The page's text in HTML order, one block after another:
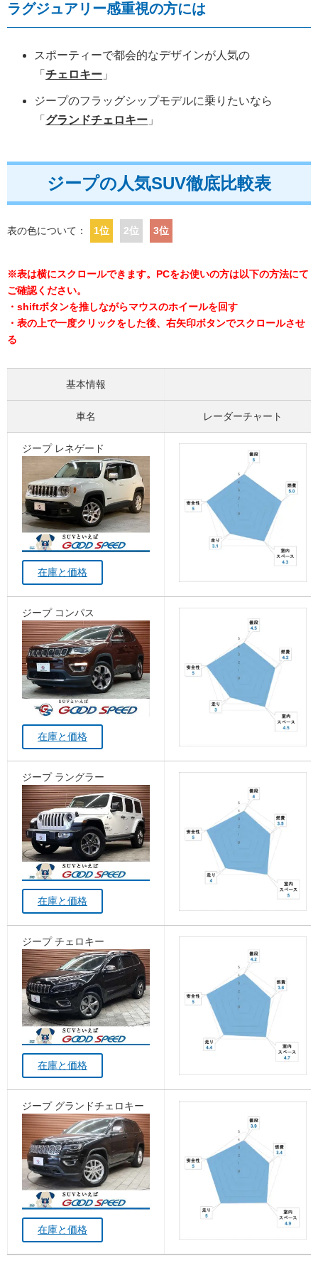
ラグジュアリー感重視の方には
スポーティーで都会的なデザインが人気の
「チェロキー 」
ジープのフラッグシップモデルに乗りたいなら
「 グランドチェロキー 」
ジープの人気SUV徹底比較表
表の色について： 1位 2位 3位
※表は横にスクロールできます。PCをお使いの方は以下の方法にて
ご確認ください。
・shiftボタンを推しながらマウスのホイールを回す
・表の上で一度クリックをした後、右矢印ボタンでスクロールさせ
る
基本情報
車名 レーダーチャート
ジープ レネゲード
在庫と価格
ジープ コンパス
在庫と価格
ジープ ラングラー
在庫と価格
ジープ チェロキー
在庫と価格
ジープ グランドチェロキー
在庫と価格